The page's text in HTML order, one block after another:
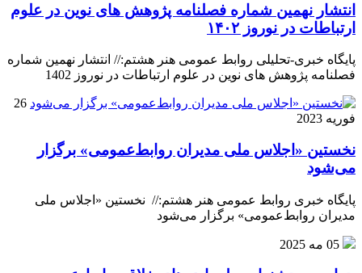
انتشار نهمین شماره فصلنامه پژوهش های نوین در علوم
ارتباطات در نوروز ۱۴۰۲
پایگاه خبری-تحلیلی روابط عمومی هنر هشتم:// انتشار نهمین شماره
فصلنامه پژوهش های نوین در علوم ارتباطات در نوروز 1402
26
فوریه 2023
نخستین «اجلاس ملی مدیران روابط‌عمومی» برگزار
می‌شود
پایگاه خبری روابط عمومی هنر هشتم:// نخستین «اجلاس ملی
مدیران روابط‌عمومی» برگزار می‌شود
05 مه 2025